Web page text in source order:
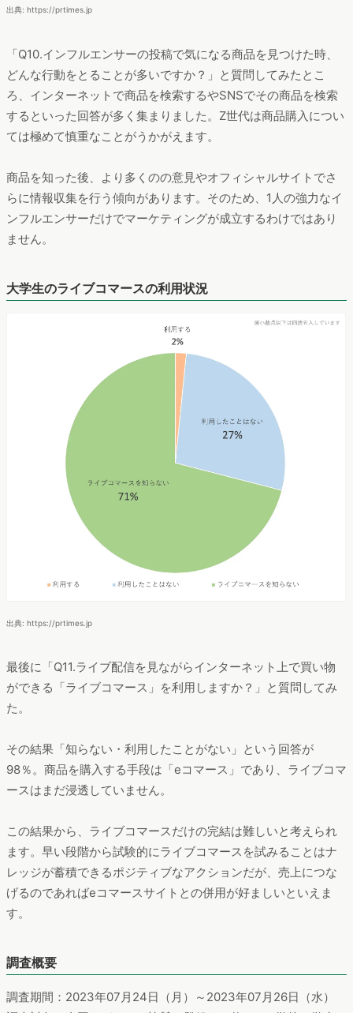
出典: https://prtimes.jp
「Q10.インフルエンサーの投稿で気になる商品を見つけた時、
どんな行動をとることが多いですか？」と質問してみたとこ
ろ、インターネットで商品を検索するやSNSでその商品を検索
するといった回答が多く集まりました。Z世代は商品購入につい
ては極めて慎重なことがうかがえます。
商品を知った後、より多くのの意見やオフィシャルサイトでさ
らに情報収集を行う傾向があります。そのため、1人の強力なイ
ンフルエンサーだけでマーケティングが成立するわけではあり
ません。
大学生のライブコマースの利用状況
出典: https://prtimes.jp
最後に「Q11.ライブ配信を見ながらインターネット上で買い物
ができる「ライブコマース」を利用しますか？」と質問してみ
た。
その結果「知らない・利用したことがない」という回答が
98％。商品を購入する手段は「eコマース」であり、ライブコマ
ースはまだ浸透していません。
この結果から、ライブコマースだけの完結は難しいと考えられ
ます。早い段階から試験的にライブコマースを試みることはナ
レッジが蓄積できるポジティブなアクションだが、売上につな
げるのであればeコマースサイトとの併用が好ましいといえま
す。
調査概要
調査期間：2023年07月24日（月）～2023年07月26日（水）